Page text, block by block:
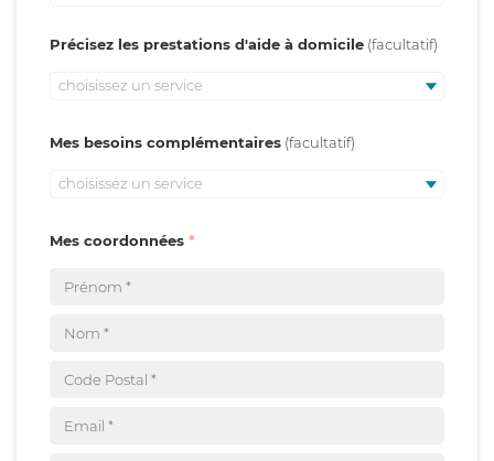
Précisez les prestations d'aide à domicile
choisissez un service
Mes besoins complémentaires
choisissez un service
Mes coordonnées